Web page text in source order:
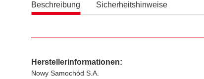
Beschreibung Sicherheitshinweise
Herstellerinformationen:
Nowy Samochód S.A.